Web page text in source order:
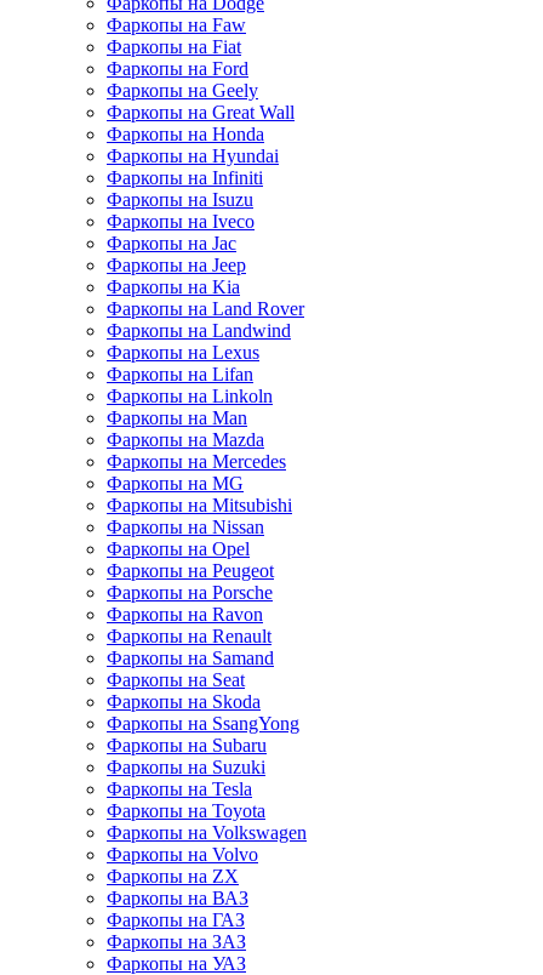
Фаркопы на Faw
Фаркопы на Fiat
Фаркопы на Ford
Фаркопы на Geely
Фаркопы на Great Wall
Фаркопы на Honda
Фаркопы на Hyundai
Фаркопы на Infiniti
Фаркопы на Isuzu
Фаркопы на Iveco
Фаркопы на Jac
Фаркопы на Jeep
Фаркопы на Kia
Фаркопы на Land Rover
Фаркопы на Landwind
Фаркопы на Lexus
Фаркопы на Lifan
Фаркопы на Linkoln
Фаркопы на Man
Фаркопы на Mazda
Фаркопы на Mercedes
Фаркопы на MG
Фаркопы на Mitsubishi
Фаркопы на Nissan
Фаркопы на Opel
Фаркопы на Peugeot
Фаркопы на Porsche
Фаркопы на Ravon
Фаркопы на Renault
Фаркопы на Samand
Фаркопы на Seat
Фаркопы на Skoda
Фаркопы на SsangYong
Фаркопы на Subaru
Фаркопы на Suzuki
Фаркопы на Tesla
Фаркопы на Toyota
Фаркопы на Volkswagen
Фаркопы на Volvo
Фаркопы на ZX
Фаркопы на ВАЗ
Фаркопы на ГАЗ
Фаркопы на ЗАЗ
Фаркопы на УАЗ